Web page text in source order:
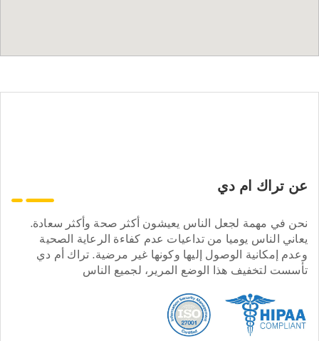
عن تراك ام دي
نحن في مهمة لجعل الناس يعيشون أكثر صحة وأكثر سعادة.
يعاني الناس يوميا من تداعيات عدم كفاءة الرعاية الصحية
وعدم إمكانية الوصول إليها وكونها غير مرضية. تراك أم دي
تأسست لتخفيف هذا الوضع المرير، لجميع الناس